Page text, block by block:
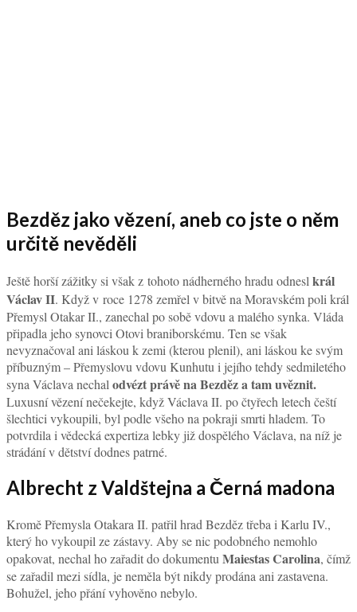
Bezděz jako vězení, aneb co jste o něm
určitě nevěděli
Ještě horší zážitky si však z tohoto nádherného hradu odnesl král
Václav II. Když v roce 1278 zemřel v bitvě na Moravském poli král
Přemysl Otakar II., zanechal po sobě vdovu a malého synka. Vláda
připadla jeho synovci Otovi braniborskému. Ten se však
nevyznačoval ani láskou k zemi (kterou plenil), ani láskou ke svým
příbuzným – Přemyslovu vdovu Kunhutu i jejího tehdy sedmiletého
syna Václava nechal odvézt právě na Bezděz a tam uvěznit.
Luxusní vězení nečekejte, když Václava II. po čtyřech letech čeští
šlechtici vykoupili, byl podle všeho na pokraji smrti hladem. To
potvrdila i vědecká expertiza lebky již dospělého Václava, na níž je
strádání v dětství dodnes patrné.
Albrecht z Valdštejna a Černá madona
Kromě Přemysla Otakara II. patřil hrad Bezděz třeba i Karlu IV.,
který ho vykoupil ze zástavy. Aby se nic podobného nemohlo
opakovat, nechal ho zařadit do dokumentu Maiestas Carolina, čímž
se zařadil mezi sídla, je neměla být nikdy prodána ani zastavena.
Bohužel, jeho přání vyhověno nebylo.